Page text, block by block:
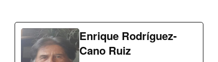
Enrique Rodríguez-
Cano Ruiz